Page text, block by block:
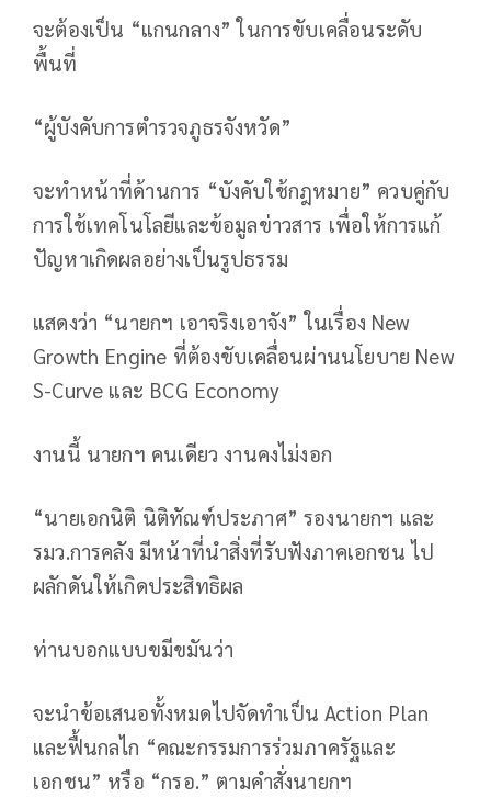
จะต้องเป็น “แกนกลาง” ในการขับเคลื่อนระดับ
พื้นที่
“ผู้บังคับการตำรวจภูธรจังหวัด”
จะทำหน้าที่ด้านการ “บังคับใช้กฎหมาย” ควบคู่กับ
การใช้เทคโนโลยีและข้อมูลข่าวสาร เพื่อให้การแก้
ปัญหาเกิดผลอย่างเป็นรูปธรรม
แสดงว่า “นายกฯ เอาจริงเอาจัง” ในเรื่อง New
Growth Engine ที่ต้องขับเคลื่อนผ่านนโยบาย New
S-Curve และ BCG Economy
งานนี้ นายกฯ คนเดียว งานคงไม่งอก
“นายเอกนิติ นิติทัณฑ์ประภาศ” รองนายกฯ และ
รมว.การคลัง มีหน้าที่นำสิ่งที่รับฟังภาคเอกชน ไป
ผลักดันให้เกิดประสิทธิผล
ท่านบอกแบบขมีขมันว่า
จะนำข้อเสนอทั้งหมดไปจัดทำเป็น Action Plan
และฟื้นกลไก “คณะกรรมการร่วมภาครัฐและ
เอกชน” หรือ “กรอ.” ตามคำสั่งนายกฯ